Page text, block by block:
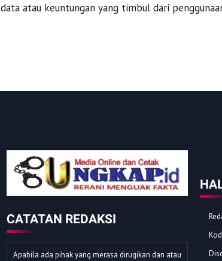
data atau keuntungan yang timbul dari
CATATAN REDAKSI
Apabila ada pihak yang merasa dirugikan dan atau